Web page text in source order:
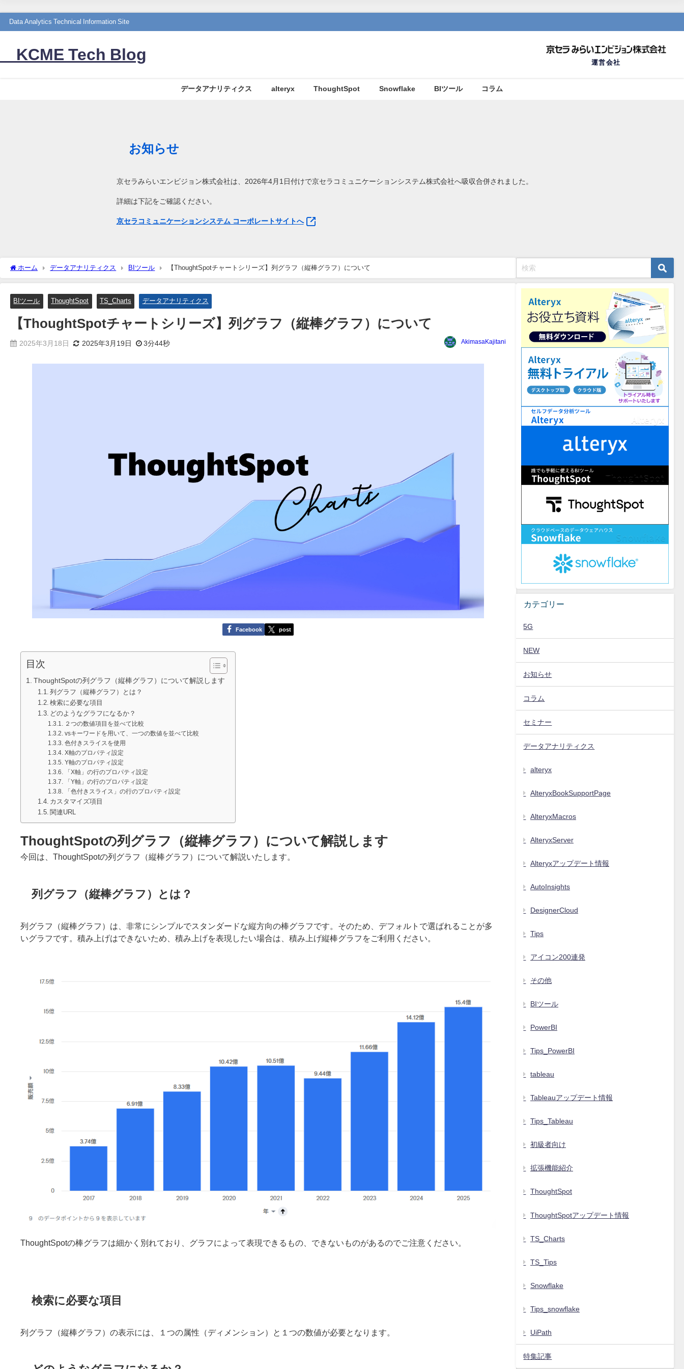
Data Analytics Technical Information Site
KCME Tech Blog 運営会社
データアナリティクス alteryx ThoughtSpot Snowflake BIツール コラム
お知らせ
京セラみらいエンビジョン株式会社は、2026年4月1日付けで京セラコミュニケーションシステム株式会社へ吸収合併されました。
詳細は下記をご確認ください。
京セラコミュニケーションシステム コーポレートサイトへ
ホーム データアナリティクス BIツール 【ThoughtSpotチャートシリーズ】列グラフ（縦棒グラフ）について
BIツール ThoughtSpot TS_Charts データアナリティクス
【ThoughtSpotチャートシリーズ】列グラフ（縦棒グラフ）について
2025年3月18日 2025年3月19日 3分44秒 AkimasaKajitani
Facebook post
目次
ThoughtSpotの列グラフ（縦棒グラフ）について解説します
列グラフ（縦棒グラフ）とは？
検索に必要な項目
どのようなグラフになるか？
２つの数値項目を並べて比較
vsキーワードを用いて、一つの数値を並べて比較
色付きスライスを使用
X軸のプロパティ設定
Y軸のプロパティ設定
「X軸」の行のプロパティ設定
「Y軸」の行のプロパティ設定
「色付きスライス」の行のプロパティ設定
カスタマイズ項目
関連URL
ThoughtSpotの列グラフ（縦棒グラフ）について解説します
今回は、ThoughtSpotの列グラフ（縦棒グラフ）について解説いたします。
列グラフ（縦棒グラフ）とは？
列グラフ（縦棒グラフ）は、非常にシンプルでスタンダードな縦方向の棒グラフです。そのため、デフォルトで選ばれることが多
いグラフです。積み上げはできないため、積み上げを表現したい場合は、積み上げ縦棒グラフをご利用ください。
ThoughtSpotの棒グラフは細かく別れており、グラフによって表現できるもの、できないものがあるのでご注意ください。
検索に必要な項目
列グラフ（縦棒グラフ）の表示には、１つの属性（ディメンション）と１つの数値が必要となります。
カテゴリー
5G
NEW
お知らせ
コラム
セミナー
データアナリティクス
alteryx
AlteryxBookSupportPage
AlteryxMacros
AlteryxServer
Alteryxアップデート情報
AutoInsights
DesignerCloud
Tips
アイコン200連発
その他
BIツール
PowerBI
Tips_PowerBI
tableau
Tableauアップデート情報
Tips_Tableau
初級者向け
拡張機能紹介
ThoughtSpot
ThoughtSpotアップデート情報
TS_Charts
TS_Tips
Snowflake
Tips_snowflake
UiPath
特集記事